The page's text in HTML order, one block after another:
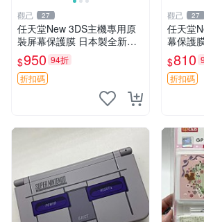
觀己 27
任天堂New 3DS主機專用原
裝屏幕保護膜 日本製全新未
拆 匹配度100% 新3DS 主機
膜片 屏保膜
$950 94折
折扣碼
觀己 27
任天堂
幕保護
品未拆
全螢幕
$810
折扣碼